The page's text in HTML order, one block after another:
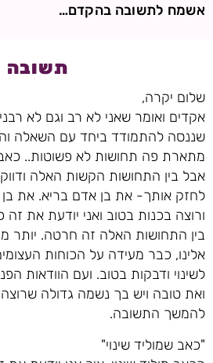
אשמח לתשובה בהקדם…
תשובה
שלום יקרה,
אקדים ואומר שאני לא רב וגם לא
שננסה להתמודד ביחד עם השאלה
מתארת פה תחושות לא פשוטות..
אבל בין התחושות הקשות האלה
לחזק אותך- את בן אדם בריא. את בן
ורוצה בכנות בטוב ואני יודעת את
בין התחושות האלה זה חרטה. יותר
אלינו, כבר מעידה על הכוחות
לשינוי ודבקות בטוב. ועם הוודאות
ואת טובה ויש בך נשמה גדולה
להמשך התשובה.
"כאב שמוליד שינוי"